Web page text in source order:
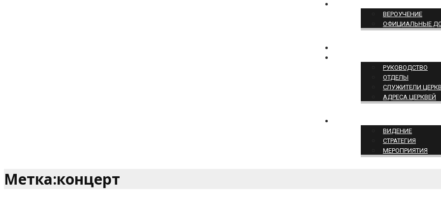
ВЕРОУЧЕНИЕ
ОФИЦИАЛЬНЫЕ
РУКОВОДСТВО
ОТДЕЛЫ
СЛУЖИТЕЛИ
АДРЕСА ЦЕРКВЕЙ
ВИДЕНИЕ
СТРАТЕГИЯ
МЕРОПРИЯТИЯ
Метка:концерт